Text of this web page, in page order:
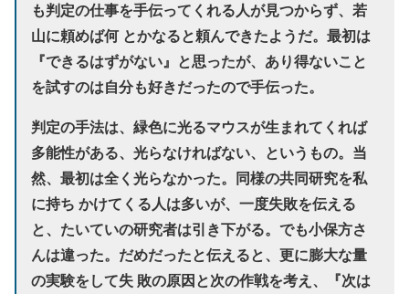
も判定の仕事を手伝ってくれる人が見つからず、若
山に頼めば何 とかなると頼んできたようだ。最初は
『できるはずがない』と思ったが、あり得ないこと
を試すのは自分も好きだったので手伝った。
判定の手法は、緑色に光るマウスが生まれてくれば
多能性がある、光らなければない、というもの。当
然、最初は全く光らなかった。同様の共同研究を私
に持ち かけてくる人は多いが、一度失敗を伝える
と、たいていの研究者は引き下がる。でも小保方さ
んは違った。だめだったと伝えると、更に膨大な量
の実験をして失 敗の原因と次の作戦を考え、『次は